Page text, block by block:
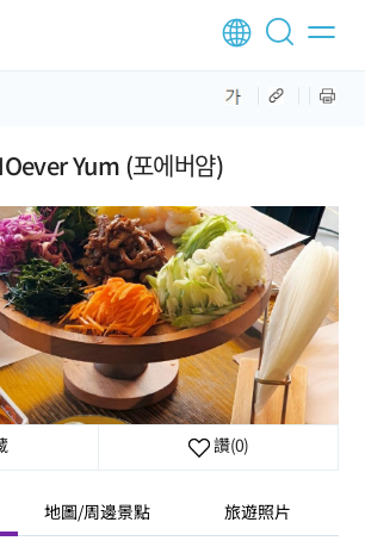
Yum (포에버얌)
讚(0)
地圖/周邊景點 旅遊照片